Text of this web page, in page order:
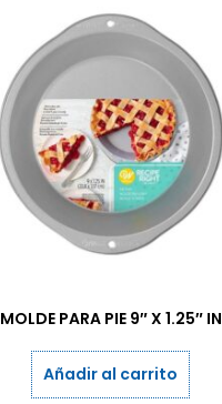
MOLDE PARA PIE 9″ X 1.25″ IN
Añadir al carrito